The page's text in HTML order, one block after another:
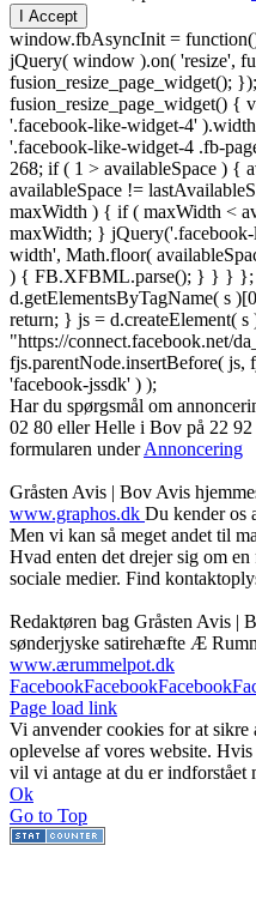
I Accept
window.fbAsyncInit =
jQuery( window ).on( 'resize',
fusion_resize_page_widget();
fusion_resize_page_widget() {
'.facebook-like-widget-4'
'.facebook-like-widget-4 .fb-
268; if ( 1 > availableSpace ) {
availableSpace !=
maxWidth ) { if ( maxWidth <
maxWidth; }
width', Math.floor(
) { FB.XFBML.parse(); } } } };
d.getElementsByTagName( s
return; } js = d.createElement(
"https://connect.facebook.net/
fjs.parentNode.insertBefore( js,
'facebook-jssdk' ) );
Har du spørgsmål om
02 80 ‬eller Helle i Bov på 22
formularen underAnnoncering
Gråsten Avis | Bov Avis
www.graphos.dk Du kender os
Men vi kan så meget andet til
Hvad enten det drejer sig om
sociale medier. Find
Redaktøren bag Gråsten Avis |
sønderjyske satirehæfte Æ
www.ærummelpot.dk
FacebookFacebookFacebook
Page load link
Vi anvender cookies for at
oplevelse af vores website.
vil vi antage at du er indforstået
Ok
Go to Top